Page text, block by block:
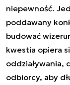
niepewność.
poddawany
budować
kwestia opiera
oddziaływania,
odbiorcy, aby